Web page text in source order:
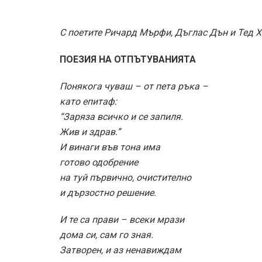
С поетите Ричард Мърфи, Дъглас Дън и Тед
ПОЕЗИЯ НА ОТПЪТУВАНИЯТА
Понякога чуваш – от пета ръка –
като епитаф:
“Заряза всичко и се запиля.
Жив и здрав.”
И винаги във тона има
готово одобрение
на туй първично, очистително
и дързостно решение.
И те са прави – всеки мрази
дома си, сам го зная.
Затворен, и аз ненавиждам